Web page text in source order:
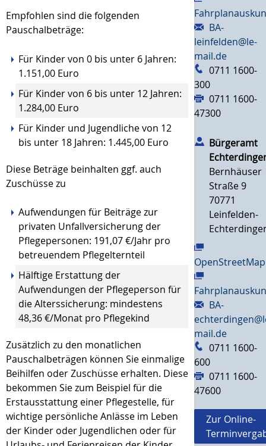
Empfohlen sind die folgenden
Pauschalbeträge:
Für Kinder von 0 bis unter 6 Jahren:
1.151,00 Euro
Für Kinder von 6 bis unter 12 Jahren:
1.284,00 Euro
Für Kinder und Jugendliche von 12
bis unter 18 Jahren: 1.445,00 Euro
Diese Beträge beinhalten ggf. auch
Zuschüsse zu
Aufwendungen für Beiträge zur
privaten Unfallversicherung der
Pflegepersonen: 191,07 €/Jahr pro
betreuendem Pflegelternteil
Hälftige Erstattung der
Aufwendungen der Pflegeperson für
die Alterssicherung: mindestens
48,36 €/Monat pro Pflegekind
Zusätzlich zu den monatlichen
Pauschalbeträgen können Sie einmalige
Beihilfen oder Zuschüsse erhalten. Diese
bekommen Sie zum Beispiel für die
Erstausstattung einer Pflegestelle, für
wichtige persönliche Anlässe im Leben
der Kinder oder Jugendlichen oder für
BA-
leinfelden@le-
mail.de
0711 1600-
300
0711 1600-
47300
Bürgeramt
Bernhäuser
Straße 9
70771
Leinfelden-
OpenStreetMap
BA-
mail.de
0711 1600-
600
0711 1600-
47600
Zur Online-